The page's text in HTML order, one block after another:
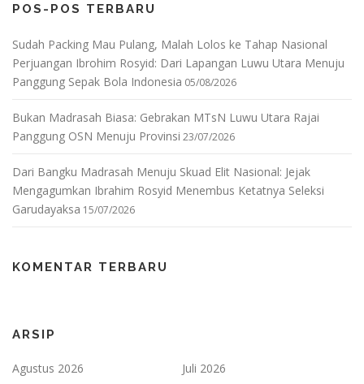
POS-POS TERBARU
Sudah Packing Mau Pulang, Malah Lolos ke Tahap Nasional
Perjuangan Ibrohim Rosyid: Dari Lapangan Luwu Utara Menuju
Panggung Sepak Bola Indonesia 05/08/2026
Bukan Madrasah Biasa: Gebrakan MTsN Luwu Utara Rajai
Panggung OSN Menuju Provinsi 23/07/2026
Dari Bangku Madrasah Menuju Skuad Elit Nasional: Jejak
Mengagumkan Ibrahim Rosyid Menembus Ketatnya Seleksi
Garudayaksa 15/07/2026
KOMENTAR TERBARU
ARSIP
Agustus 2026
Juli 2026